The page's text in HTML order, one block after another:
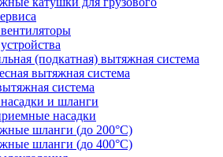
(подкатная) вытяжная система
вытяжная система
система
и шланги
насадки
шланги (до 200°C)
шланги (до 400°C)